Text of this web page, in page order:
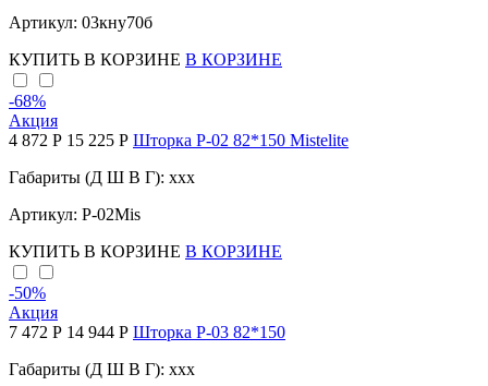
Артикул: 03кну70б
КУПИТЬ В КОРЗИНЕ В КОРЗИНЕ
-68%
Акция
4 872 Р 15 225 Р Шторка P-02 82*150 Mistelite
Габариты (Д Ш В Г): xxx
Артикул: Р-02Mis
КУПИТЬ В КОРЗИНЕ В КОРЗИНЕ
-50%
Акция
7 472 Р 14 944 Р Шторка P-03 82*150
Габариты (Д Ш В Г): xxx